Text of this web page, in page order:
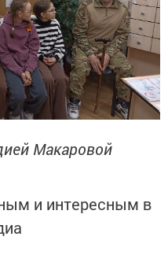
Макаровой
и интересным в